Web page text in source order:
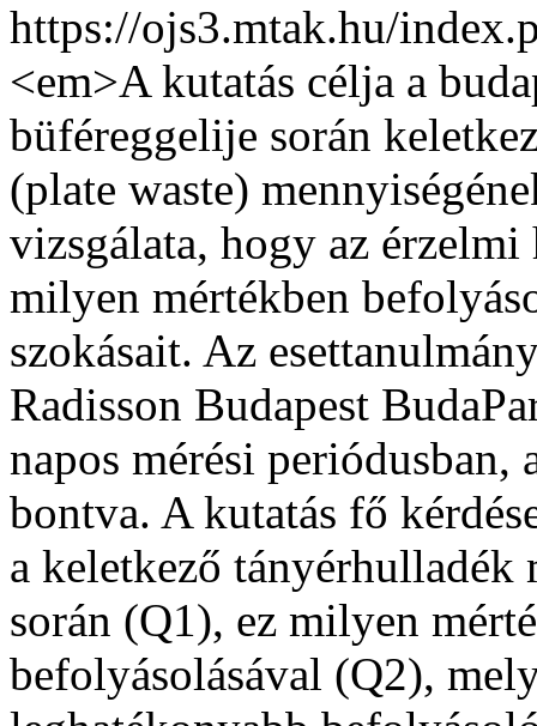
https://ojs3.mtak.hu/
<em>A kutatás célja a
büféreggelije során
(plate waste)
vizsgálata, hogy az
milyen mértékben
szokásait. Az
Radisson Budapest
napos mérési periódusban,
bontva. A kutatás fő
a keletkező tányérhulladék
során (Q1), ez milyen
befolyásolásával (Q2),